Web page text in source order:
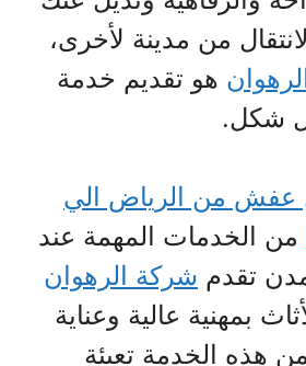
من مدينة لأخرى،
هو تقديم خدمة
شكل.
عفش من الرياض الي
من الخدمات المهمة عند
تقدم شركة الرهوان
بمهنية عالية وعناية
هذه الخدمة تعبئة